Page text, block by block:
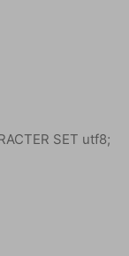
SET utf8;